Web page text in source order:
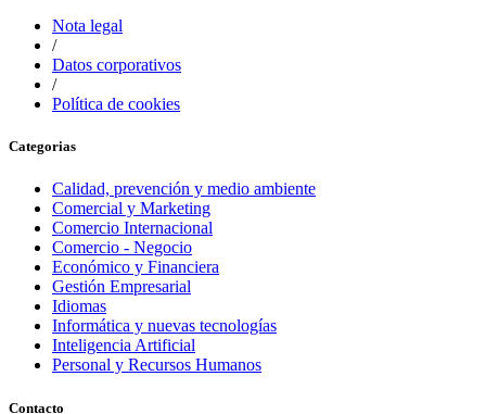
Nota legal
/
Datos corporativos
/
Política de cookies
Categorias
Calidad, prevención y medio ambiente
Comercial y Marketing
Comercio Internacional
Comercio - Negocio
Económico y Financiera
Gestión Empresarial
Idiomas
Informática y nuevas tecnologías
Inteligencia Artificial
Personal y Recursos Humanos
Contacto